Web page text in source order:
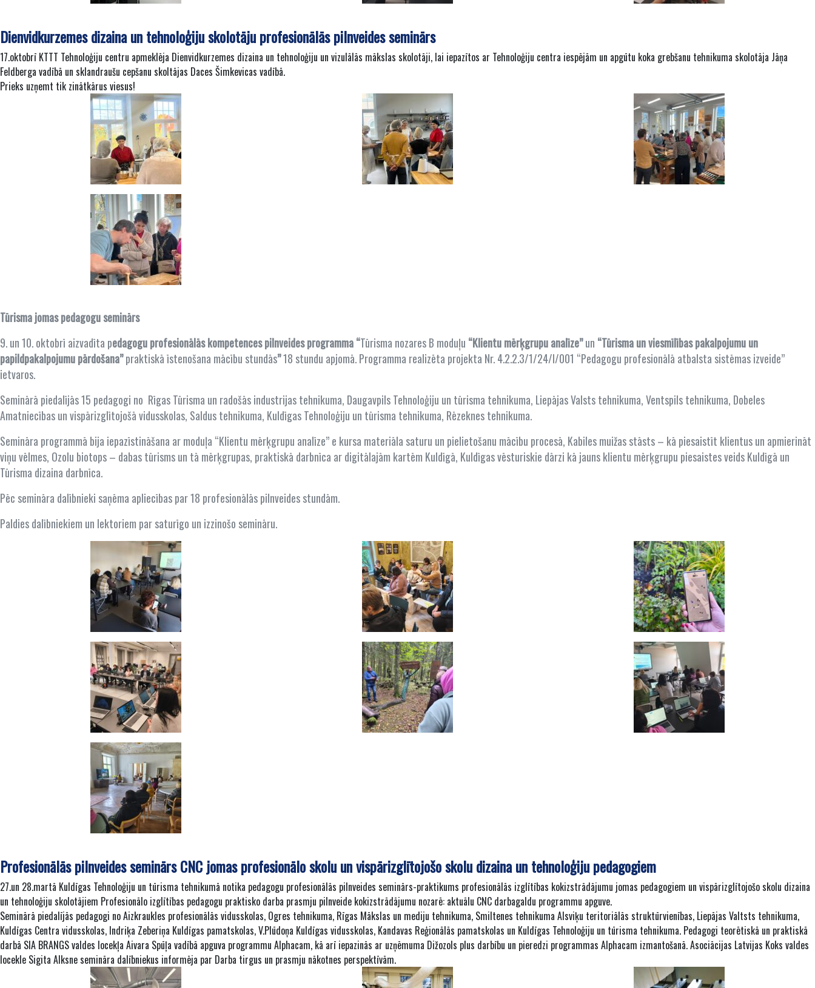
Dienvidkurzemes dizaina un tehnoloģiju skolotāju profesionālās pilnveides seminārs
17.oktobrī KTTT Tehnoloģiju centru apmeklēja Dienvidkurzemes dizaina un tehnoloģiju un vizulālās mākslas skolotāji, lai iepazītos ar Tehnoloģiju centra iespējām un apgūtu koka grebšanu tehnikuma skolotāja Jāņa
Feldberga vadībā un sklandraušu cepšanu skoltājas Daces Šimkevicas vadībā.
Prieks uzņemt tik zinātkārus viesus!
Tūrisma jomas pedagogu seminārs
9. un 10. oktobrī aizvadīta pedagogu profesionālās kompetences pilnveides programma“Tūrisma nozares B moduļu “Klientu mērķgrupu analīze”un “Tūrisma un viesmīlības pakalpojumu un
papildpakalpojumu pārdošana”praktiskā īstenošana mācību stundās”18 stundu apjomā. Programma realizēta projekta Nr. 4.2.2.3/1/24/I/001 “Pedagogu profesionālā atbalsta sistēmas izveide”
ietvaros.
Seminārā piedalījās 15 pedagogi no Rīgas Tūrisma un radošās industrijas tehnikuma, Daugavpils Tehnoloģiju un tūrisma tehnikuma, Liepājas Valsts tehnikuma, Ventspils tehnikuma, Dobeles
Amatniecības un vispārizglītojošā vidusskolas, Saldus tehnikuma, Kuldīgas Tehnoloģiju un tūrisma tehnikuma, Rēzeknes tehnikuma.
Semināra programmā bija iepazīstināšana ar moduļa “Klientu mērķgrupu analīze” e kursa materiāla saturu un pielietošanu mācību procesā, Kabiles muižas stāsts – kā piesaistīt klientus un apmierināt
viņu vēlmes, Ozolu biotops – dabas tūrisms un tā mērķgrupas, praktiskā darbnīca ar digitālajām kartēm Kuldīgā, Kuldīgas vēsturiskie dārzi kā jauns klientu mērķgrupu piesaistes veids Kuldīgā un
Tūrisma dizaina darbnīca.
Pēc semināra dalībnieki saņēma apliecības par 18 profesionālās pilnveides stundām.
Paldies dalībniekiem un lektoriem par saturīgo un izzinošo semināru.
Profesionālās pilnveides seminārs CNC jomas profesionālo skolu un vispārizglītojošo skolu dizaina un tehnoloģiju pedagogiem
27.un 28.martā Kuldīgas Tehnoloģiju un tūrisma tehnikumā notika pedagogu profesionālās pilnveides seminārs-praktikums profesionālās izglītības kokizstrādājumu jomas pedagogiem un vispārizglītojošo skolu dizaina
un tehnoloģiju skolotājiem Profesionālo izglītības pedagogu praktisko darba prasmju pilnveide kokizstrādājumu nozarē: aktuālu CNC darbagaldu programmu apguve.
Seminārā piedalījās pedagogi no Aizkraukles profesionālās vidusskolas, Ogres tehnikuma, Rīgas Mākslas un mediju tehnikuma, Smiltenes tehnikuma Alsviķu teritoriālās struktūrvienības, Liepājas Valtsts tehnikuma,
Kuldīgas Centra vidusskolas, Indriķa Zeberiņa Kuldīgas pamatskolas, V.Plūdoņa Kuldīgas vidusskolas, Kandavas Reģionālās pamatskolas un Kuldīgas Tehnoloģiju un tūrisma tehnikuma. Pedagogi teorētiskā un praktiskā
darbā SIA BRANGS valdes locekļa Aivara Spūļa vadībā apguva programmu Alphacam, kā arī iepazinās ar uzņēmuma Dižozols plus darbību un pieredzi programmas Alphacam izmantošanā. Asociācijas Latvijas Koks valdes
locekle Sigita Alksne semināra dalībniekus informēja par Darba tirgus un prasmju nākotnes perspektīvām.